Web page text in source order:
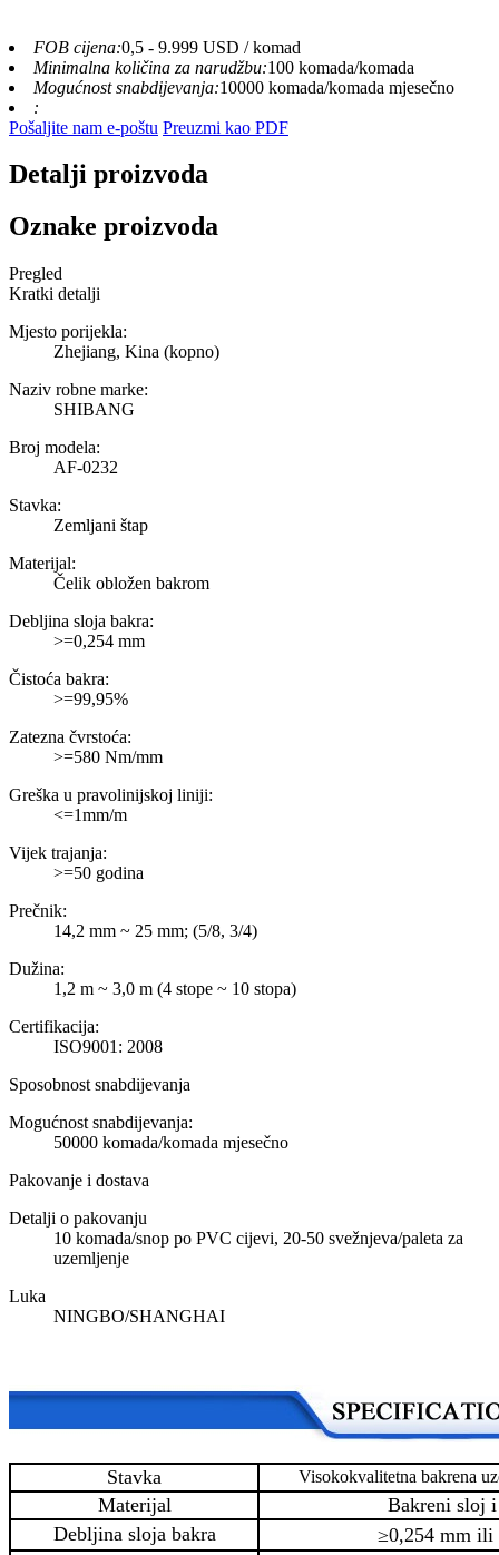
FOB cijena:0,5 - 9.999 USD / komad
Minimalna količina za narudžbu:100 komada/komada
Mogućnost snabdijevanja:10000 komada/komada mjesečno
:
Pošaljite nam e-poštu Preuzmi kao PDF
Detalji proizvoda
Oznake proizvoda
Pregled
Kratki detalji
Mjesto porijekla:
Zhejiang, Kina (kopno)
Naziv robne marke:
SHIBANG
Broj modela:
AF-0232
Stavka:
Zemljani štap
Materijal:
Čelik obložen bakrom
Debljina sloja bakra:
>=0,254 mm
Čistoća bakra:
>=99,95%
Zatezna čvrstoća:
>=580 Nm/mm
Greška u pravolinijskoj liniji:
<=1mm/m
Vijek trajanja:
>=50 godina
Prečnik:
14,2 mm ~ 25 mm; (5/8, 3/4)
Dužina:
1,2 m ~ 3,0 m (4 stope ~ 10 stopa)
Certifikacija:
ISO9001: 2008
Sposobnost snabdijevanja
Mogućnost snabdijevanja:
50000 komada/komada mjesečno
Pakovanje i dostava
Detalji o pakovanju
10 komada/snop po PVC cijevi, 20-50 svežnjeva/paleta za
uzemljenje
Luka
NINGBO/SHANGHAI
Stavka Visokokvalitetna bakrena
Materijal
Bakreni sloj
Debljina sloja bakra
≥0,254 mm ili